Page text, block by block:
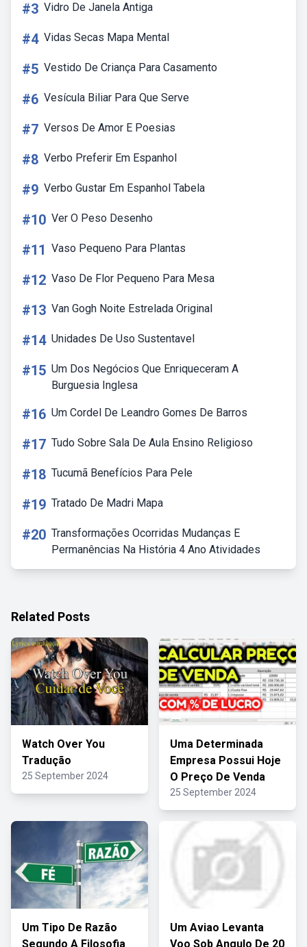
#3 Vidro De Janela Antiga
#4 Vidas Secas Mapa Mental
#5 Vestido De Criança Para Casamento
#6 Vesícula Biliar Para Que Serve
#7 Versos De Amor E Poesias
#8 Verbo Preferir Em Espanhol
#9 Verbo Gustar Em Espanhol Tabela
#10 Ver O Peso Desenho
#11 Vaso Pequeno Para Plantas
#12 Vaso De Flor Pequeno Para Mesa
#13 Van Gogh Noite Estrelada Original
#14 Unidades De Uso Sustentavel
#15 Um Dos Negócios Que Enriqueceram A
Burguesia Inglesa
#16 Um Cordel De Leandro Gomes De Barros
#17 Tudo Sobre Sala De Aula Ensino Religioso
#18 Tucumã Benefícios Para Pele
#19 Tratado De Madri Mapa
#20 Transformações Ocorridas Mudanças E
Permanências Na História 4 Ano Atividades
Related Posts
Watch Over You
Tradução
25 September 2024
Uma Determinada
Empresa Possui Hoje
O Preço De Venda
25 September 2024
Um Tipo De Razão
Segundo A Filosofia
Um Aviao Levanta
Voo Sob Angulo De 20